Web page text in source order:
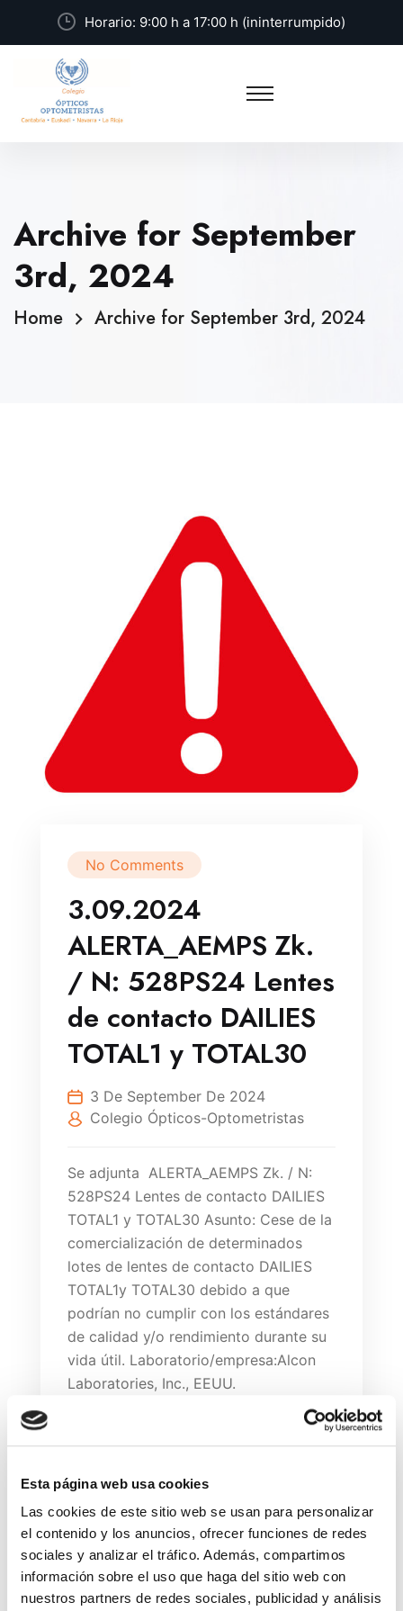
Esta página web usa cookies
Las cookies de este sitio web se usan para personalizar
el contenido y los anuncios, ofrecer funciones de redes
sociales y analizar el tráfico. Además, compartimos
información sobre el uso que haga del sitio web con
nuestros partners de redes sociales, publicidad y análisis
Horario: 9:00 h a 17:00 h (ininterrumpido)
Archive for September
3rd, 2024
Home Archive for September 3rd, 2024
Search
Search
No Comments
3.09.2024
ALERTA_AEMPS Zk.
/ N: 528PS24 Lentes
de contacto DAILIES
TOTAL1 y TOTAL30
3 De September De 2024
Colegio Ópticos-Optometristas
Se adjunta ALERTA_AEMPS Zk. / N:
528PS24 Lentes de contacto DAILIES
TOTAL1 y TOTAL30 Asunto: Cese de la
comercialización de determinados
lotes de lentes de contacto DAILIES
TOTAL1y TOTAL30 debido a que
podrían no cumplir con los estándares
de calidad y/o rendimiento durante su
vida útil. Laboratorio/empresa:Alcon
Laboratories, Inc., EEUU.